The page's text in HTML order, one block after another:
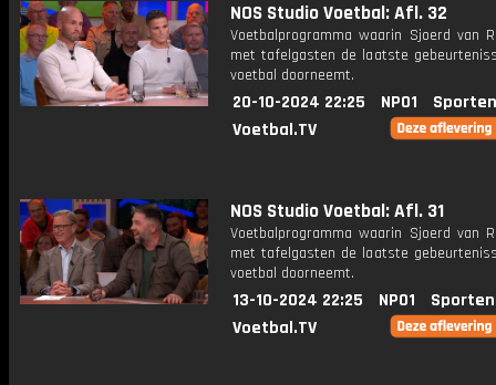
NOS Studio Voetbal: Afl. 32
Voetbalprogramma waarin Sjoerd van
met tafelgasten de laatste
voetbal doorneemt.
20-10-2024 22:25 NPO1
Voetbal.TV
NOS Studio Voetbal: Afl. 31
Voetbalprogramma waarin Sjoerd van
met tafelgasten de laatste
voetbal doorneemt.
13-10-2024 22:25 NPO1
Voetbal.TV